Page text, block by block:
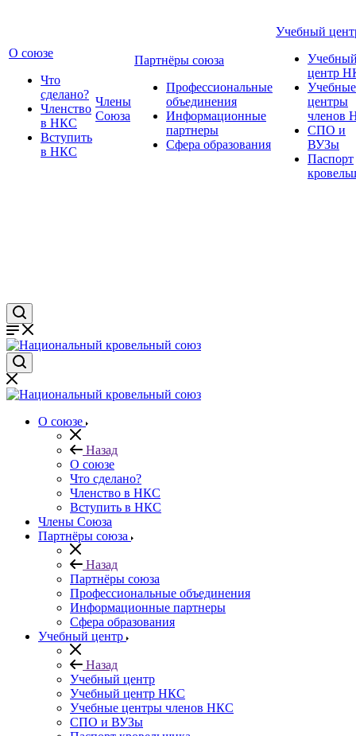
О союзе
Что
сделано?
Членство
в НКС
Вступить
в НКС
Члены
Союза
Партнёры союза
Профессиональные
объединения
Информационные
партнеры
Сфера образования
Учебный
центр
Учебные
центры
членов
СПО и
ВУЗы
Паспорт
О союзе
Назад
О союзе
Что сделано?
Членство в НКС
Вступить в НКС
Члены Союза
Партнёры союза
Назад
Партнёры союза
Профессиональные объединения
Информационные партнеры
Сфера образования
Учебный центр
Назад
Учебный центр
Учебный центр НКС
Учебные центры членов НКС
СПО и ВУЗы